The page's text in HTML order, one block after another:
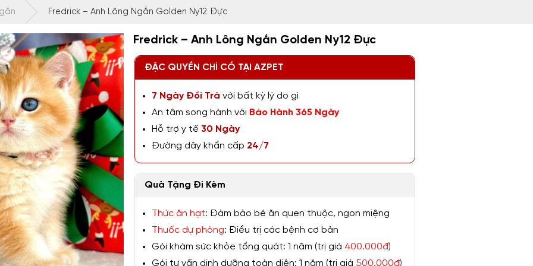
Fredrick – Anh Lông Ngắn Golden Ny12 Đực
Fredrick – Anh Lông Ngắn Golden Ny12 Đực
ĐẶC QUYỀN CHỈ CÓ TẠI AZPET
7 Ngày Đổi Trả với bất kỳ lý do gì
An tâm song hành với Bảo Hành 365 Ngày
Hỗ trợ y tế 30 Ngày
Đường dây khẩn cấp 24/7
Quà Tặng Đi Kèm
Thức ăn hạt: Đảm bảo bé ăn quen thuộc, ngon miệng
Thuốc dự phòng: Điều trị các bệnh cơ bản
Gói khám sức khỏe tổng quát: 1 năm (trị giá 400.000đ)
Gói tư vấn dinh dưỡng toàn diện: 1 năm (trị giá 500.000đ)